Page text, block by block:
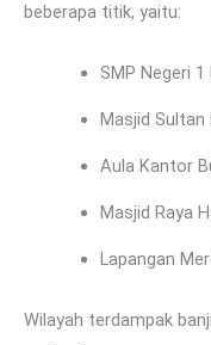
beberapa titik, yaitu:
SMP Negeri 1
Masjid Sultan
Aula Kantor
Masjid Raya
Lapangan
Wilayah terdampak